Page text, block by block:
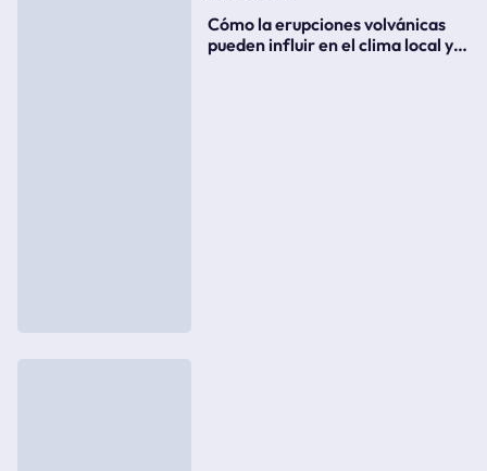
Cómo la erupciones volvánicas
pueden influir en el clima local y